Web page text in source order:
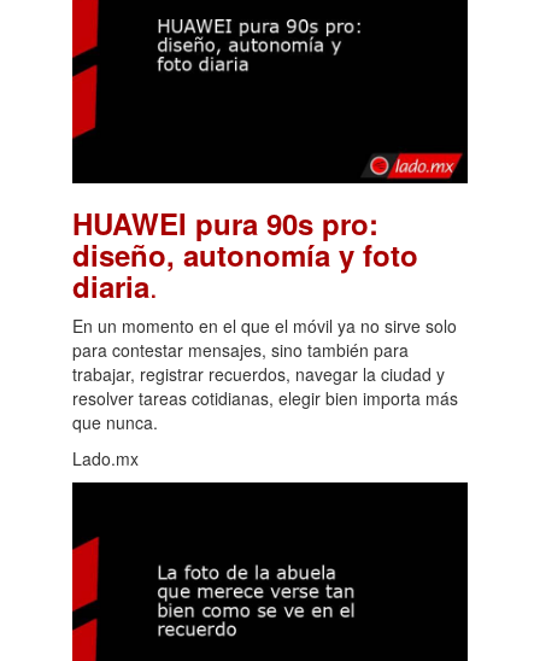
HUAWEI pura 90s pro:
diseño, autonomía y foto
diaria.
En un momento en el que el móvil ya no sirve solo
para contestar mensajes, sino también para
trabajar, registrar recuerdos, navegar la ciudad y
resolver tareas cotidianas, elegir bien importa más
que nunca.
Lado.mx